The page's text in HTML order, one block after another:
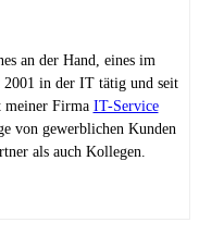
an der Hand, eines im
2001 in der IT tätig und seit
meiner Firma IT-Service
von gewerblichen Kunden
als auch Kollegen.